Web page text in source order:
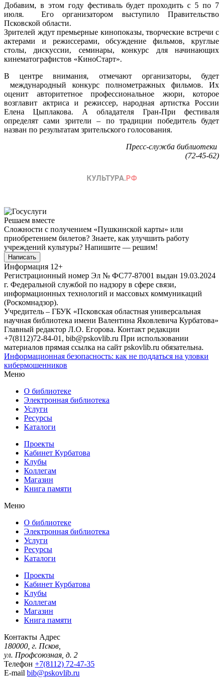
Добавим, в этом году фестиваль будет проходить с 5 по 7
июля. Его организатором выступило Правительство
Псковской области.
Зрителей ждут премьерные кинопоказы, творческие встречи с
актерами и режиссерами, обсуждение фильмов, круглые
столы, дискуссии, семинары, конкурс для начинающих
кинематографистов «КиноСтарт».
В центре внимания, отмечают организаторы, будет
международный конкурс полнометражных фильмов. Их
оценит авторитетное профессиональное жюри, которое
возглавит актриса и режиссер, народная артистка России
Елена Цыплакова. А обладателя Гран-При фестиваля
определят сами зрители – по традиции победитель будет
назван по результатам зрительского голосования.
Пресс-служба библиотеки
(72-45-62)
Решаем вместе
Сложности с получением «Пушкинской карты» или
приобретением билетов? Знаете, как улучшить работу
учреждений культуры? Напишите — решим!
Написать
Информация 12+
Регистрационный номер Эл № ФС77-87001 выдан 19.03.2024
г. Федеральной службой по надзору в сфере связи,
информационных технологий и массовых коммуникаций
(Роскомнадзор).
Учредитель – ГБУК «Псковская областная универсальная
научная библиотека имени Валентина Яковлевича Курбатова»
Главный редактор Л.О. Егорова. Контакт редакции
+7(8112)72-84-01, bib@pskovlib.ru При использовании
материалов прямая ссылка на сайт pskovlib.ru обязательна.
Информационная безопасность: как не поддаться на уловки
кибермошенников
Меню
О библиотеке
Электронная библиотека
Услуги
Ресурсы
Каталоги
Проекты
Кабинет Курбатова
Клубы
Коллегам
Магазин
Книга памяти
Меню
О библиотеке
Электронная библиотека
Услуги
Ресурсы
Каталоги
Проекты
Кабинет Курбатова
Клубы
Коллегам
Магазин
Книга памяти
Контакты Адрес
180000, г. Псков,
ул. Профсоюзная, д. 2
Телефон +7(8112) 72-47-35
E-mail bib@pskovlib.ru